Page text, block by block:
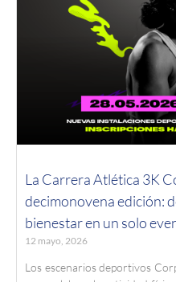
La Carrera Atlética 3K
decimonovena edición:
bienestar en un solo
12 mayo, 2026
Los escenarios deportivos